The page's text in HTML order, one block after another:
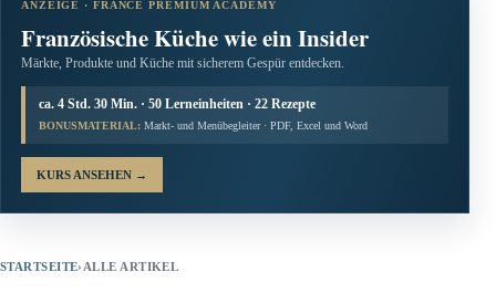
ANZEIGE · FRANCE PREMIUM ACADEMY
Französische Küche wie ein Insider
Märkte, Produkte und Küche mit sicherem Gespür entdecken.
ca. 4 Std. 30 Min. · 50 Lerneinheiten · 22 Rezepte
BONUSMATERIAL: Markt- und Menübegleiter · PDF, Excel und Word
KURS ANSEHEN →
STARTSEITE› ALLE ARTIKEL